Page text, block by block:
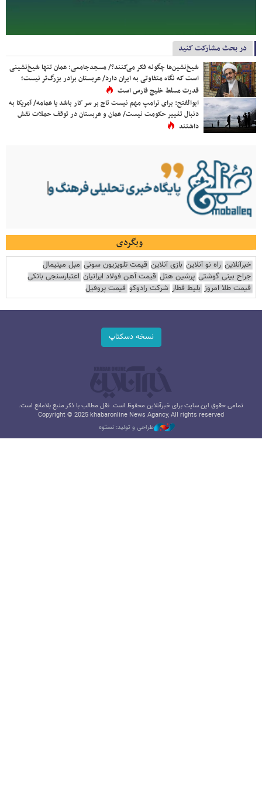
در بحث مشارکت کنید
شیخ‌نشین‌ها چگونه فکر می‌کنند؟/ مسجدجامعی: عمان تنها شیخ‌نشینی
است که نگاه متفاوتی به ایران دارد/ عربستان برادر بزرگ‌تر نیست؛
قدرت مسلط خلیج فارس است
ابوالفتح: برای ترامپ مهم نیست تاج بر سر کار باشد یا عمامه/ آمریکا به
دنبال تغییر حکومت نیست/ عمان و عربستان در توقف حملات نقش
داشتند
وبگردی
خبرآنلاین راه نو آنلاین بازی آنلاین قیمت تلویزیون سونی مبل مینیمال
جراح بینی گوشتی پرشین هتل قیمت آهن فولاد ایرانیان اعتبارسنجی بانکی
قیمت طلا امروز بلیط قطار شرکت رادوکو قیمت پروفیل
نسخه دسکتاپ
تمامی حقوق این سایت برای خبرآنلاین محفوظ است. نقل مطالب با ذکر منبع بلامانع است.
Copyright © 2025 khabaronline News Agancy, All rights reserved
طراحی و تولید: نستوه